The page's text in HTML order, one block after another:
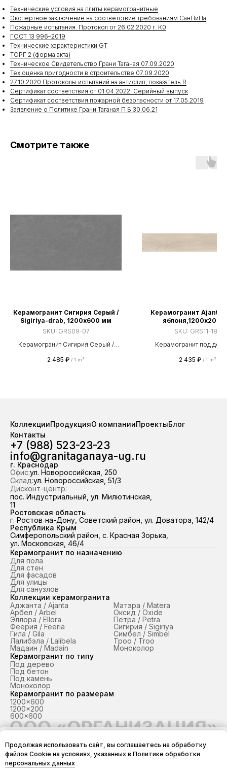
Добавить в заказ
Технические условия на плиты керамогранитные
Экспертное заключение на соответствие требованиям СанПиНа
Пожарные испытания. Протокол от 26.02.2020 г. К0
ГОСТ 13 996–2019
Технические характеристики GT
ТОРГ 2 (форма акта)
Техническое Свидетельство Грани Таганая 07.09.2020
Тех.оценка пригодности в строительстве 07.09.2020
27.10.2020 Протоколы испытаний на антислип, показатель R
Сертификат соответствия от 01.04.2022. Серийный выпуск
Сертификат соответствия пожарной безопасности от 17.05.2019
Заявление о Политике Грани Таганая П Б 30.06.21
Смотрите также
Керамогранит Сигирия Серый /
Sigiriya-drab, 1200х600 мм
SKU: GRS09-07
Керамогранит Сигирия Серый /
2 485 ₽ / 1 m²
Керамогранит Ajanta-
яблоня,1200х200
SKU: GRS11-18s
Керамогранит под
износостойкости PEI
наличия за 2 часа.
2 435 ₽ / 1 m²
КоллекцииПродукцияО компанииПроектыБлог
Контакты
+7 (988) 523-23-23
info@granitaganaya-ug.ru
г. Краснодар
Офис:ул. Новороссийская, 250
Склад:ул. Новороссийская, 51/3
Дисконт-центр:
пос. Индустриальный, ул. Милютинская,
11
Ростовская область
г. Ростов‑на-Дону, Советский район, ул. Доватора, 142/4
Республика Крым
Симферопольский район, с. Красная Зорька,
ул. Московская, 46/4
Керамогранит по назначению
Для пола
Для стен
Для фасадов
Для улицы
Для санузлов
Коллекции керамогранита
Аджанта / Ajanta
Арбел / Arbel
Эллора / Ellora
Феерия / Feeria
Гила / Gila
Лалибэла / Lalibela
Мадаин / Madain
Матэра / Matera
Оксид / Oxide
Петра / Petra
Сигирия / Sigiriya
Симбел / Simbel
Троо / Troo
Моноколор
Керамогранит по типу
Под дерево
Под бетон
Под камень
Моноколор
Керамогранит по размерам
1200x600
1200x200
600x600
ТМ «Грани Таганая» в Краснодаре и Крыму / ЮФО
© 2026
ООО "ОРГАНИЗАЦИЯ" ИНН 2312279552, КПП 231201001
Политика конфиденциальности
Продолжая использовать сайт, вы соглашаетесь на обработку
файлов Cookie на условиях, указанных в Политике обработки
персональных данных